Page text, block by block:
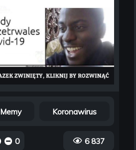
Memy Koronawirus
0 6 837